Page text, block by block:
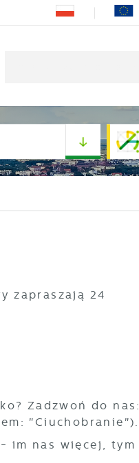
zapraszają 24
Zadzwoń do nas:
"Ciuchobranie").
- im nas więcej, tym